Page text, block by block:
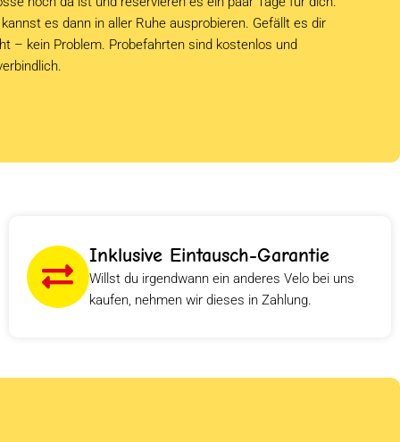
es dann in aller Ruhe ausprobieren. Gefällt es dir
– kein Problem. Probefahrten sind kostenlos und
Inklusive Eintausch-Garantie
Willst du irgendwann ein anderes Velo bei uns
kaufen, nehmen wir dieses in Zahlung.